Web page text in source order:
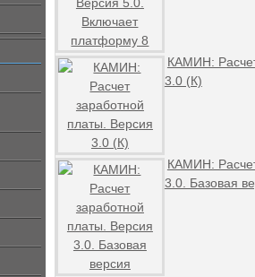
КАМИН:
3.0 (К)
КАМИН:
3.0. Базовая